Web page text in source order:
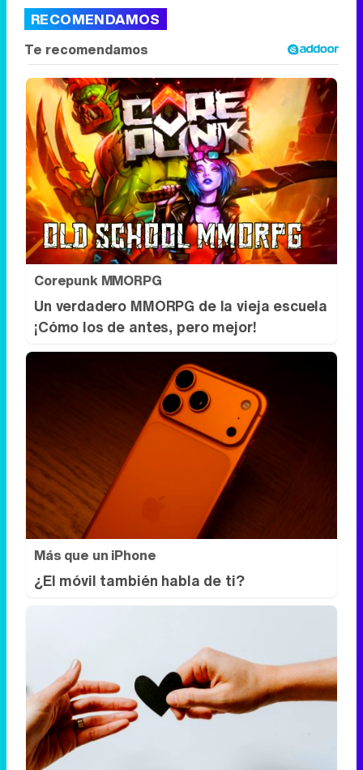
Corepunk MMORPG
Un verdadero MMORPG de la vieja escuela
¡Cómo los de antes, pero mejor!
Más que un iPhone
¿El móvil también habla de ti?
Todos lo haremos en 2026
Así será tu día a día en 2026